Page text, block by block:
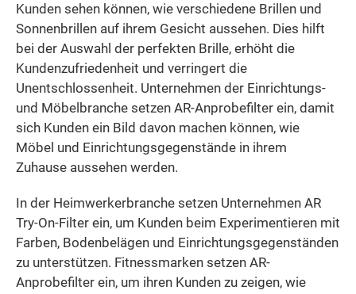
Kunden sehen können, wie verschiedene Brillen und
Sonnenbrillen auf ihrem Gesicht aussehen. Dies hilft
bei der Auswahl der perfekten Brille, erhöht die
Kundenzufriedenheit und verringert die
Unentschlossenheit. Unternehmen der Einrichtungs-
und Möbelbranche setzen AR-Anprobefilter ein, damit
sich Kunden ein Bild davon machen können, wie
Möbel und Einrichtungsgegenstände in ihrem
Zuhause aussehen werden.
In der Heimwerkerbranche setzen Unternehmen AR
Try-On-Filter ein, um Kunden beim Experimentieren mit
Farben, Bodenbelägen und Einrichtungsgegenständen
zu unterstützen. Fitnessmarken setzen AR-
Anprobefilter ein, um ihren Kunden zu zeigen, wie